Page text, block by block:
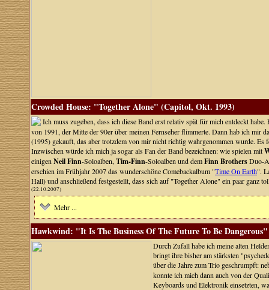
Crowded House: "Together Alone" (Capitol, Okt. 1993)
Ich muss zugeben, dass ich diese Band erst relativ spät für mich entdeckt
von 1991, der Mitte der 90er über meinen Fernseher flimmerte. Dann hab ich mir
(1995) gekauft, das aber trotzdem von mir nicht richtig wahrgenommen wurde.
Inzwischen würde ich mich ja sogar als Fan der Band bezeichnen: wie spielen mit
einigen Neil Finn-Soloalben, Tim-Finn-Soloalben und demFinn BrothersDuo-
erschien im Frühjahr 2007 das wunderschöne Comebackalbum "Time On Earth".
Hall) und anschließend festgestellt, dass sich auf "Together Alone" ein paar ganz
(22.10.2007)
Mehr ...
Hawkwind: "It Is The Business Of The Future To Be
Durch Zufall habe ich meine alten
bringt ihre bisher am stärksten
über die Jahre zum Trio geschrumpft:
konnte ich mich dann auch von der
Keyboards und Elektronik einsetzten,